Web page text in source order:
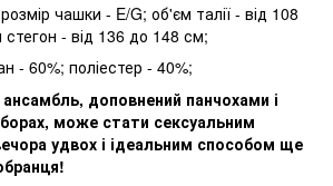
чашки - E/G; об'єм талії - від 108
- від 136 до 148 см;
- 60%; поліестер - 40%;
доповнений панчохами і
може стати сексуальним
удвох і ідеальним способом ще